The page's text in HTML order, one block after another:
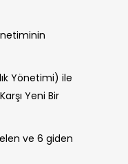
Yönetimi) ile
Yeni Bir
ve 6 giden